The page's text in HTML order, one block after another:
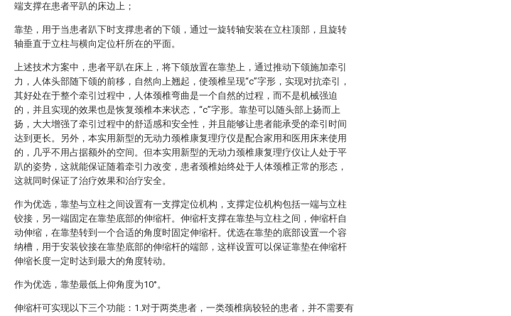
端支撑在患者平趴的床边上；
靠垫，用于当患者趴下时支撑患者的下颌，通过一旋转轴安装在立柱顶部，且旋转
轴垂直于立柱与横向定位杆所在的平面。
上述技术方案中，患者平趴在床上，将下颌放置在靠垫上，通过推动下颌施加牵引
力，人体头部随下颌的前移，自然向上翘起，使颈椎呈现“c”字形，实现对抗牵引，
其好处在于整个牵引过程中，人体颈椎弯曲是一个自然的过程，而不是机械强迫
的，并且实现的效果也是恢复颈椎本来状态，“c”字形。靠垫可以随头部上扬而上
扬，大大增强了牵引过程中的舒适感和安全性，并且能够让患者能承受的牵引时间
达到更长。另外，本实用新型的无动力颈椎康复理疗仪是配合家用和医用床来使用
的，几乎不用占据额外的空间。但本实用新型的无动力颈椎康复理疗仪让人处于平
趴的姿势，这就能保证随着牵引力改变，患者颈椎始终处于人体颈椎正常的形态，
这就同时保证了治疗效果和治疗安全。
作为优选，靠垫与立柱之间设置有一支撑定位机构，支撑定位机构包括一端与立柱
铰接，另一端固定在靠垫底部的伸缩杆。伸缩杆支撑在靠垫与立柱之间，伸缩杆自
动伸缩，在靠垫转到一个合适的角度时固定伸缩杆。优选在靠垫的底部设置一个容
纳槽，用于安装铰接在靠垫底部的伸缩杆的端部，这样设置可以保证靠垫在伸缩杆
伸缩长度一定时达到最大的角度转动。
作为优选，靠垫最低上仰角度为10°。
伸缩杆可实现以下三个功能：1.对于两类患者，一类颈椎病较轻的患者，并不需要有